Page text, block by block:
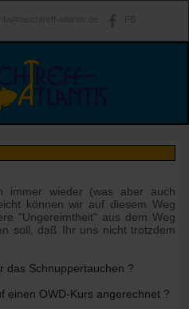
immer wieder (was aber auch
können wir auf diesem Weg
"Ungereimtheit" aus dem Weg
soll, daß Ihr uns nicht trotzdem
das Schnuppertauchen ?
einen OWD-Kurs angerechnet ?